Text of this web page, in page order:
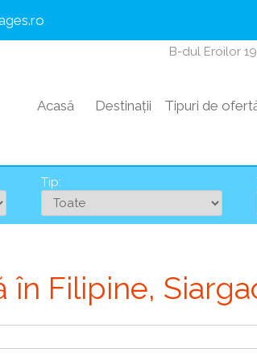
B-dul Eroilor
Acasă Destinații Tipuri de
Tip:
în Filipine,